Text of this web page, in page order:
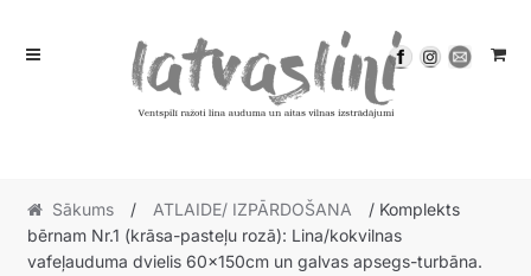
Skip
Skip
Sākums / ATLAIDE/ IZPĀRDOŠANA
/ Komplekts
bērnam Nr.1 (krāsa-pasteļu rozā): Lina/kokvilnas
vafeļauduma dvielis 60x150cm un galvas apsegs-turbāna.